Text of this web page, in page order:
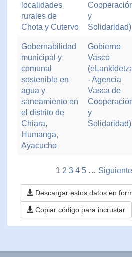
localidades
rurales de
Chota y Cutervo
y
Solidaridad)
Gobernabilidad
municipal y
comunal
sostenible en
agua y
saneamiento en
el distrito de
Chiara,
Humanga,
Ayacucho
Gobierno
Vasco
- Agencia
Vasca de
y
Solidaridad)
1 2 3 4 5 … Siguiente
Descargar estos datos en
Copiar código para incrustar